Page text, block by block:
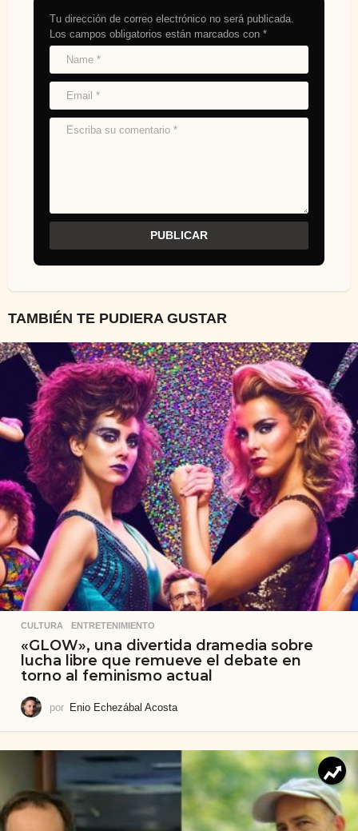
Tu dirección de correo electrónico no será publicada.
Los campos obligatorios están marcados con *
TAMBIÉN TE PUDIERA GUSTAR
CULTURA ,ENTRETENIMIENTO
«GLOW», una divertida dramedia sobre
lucha libre que remueve el debate en
torno al feminismo actual
por Enio Echezábal Acosta